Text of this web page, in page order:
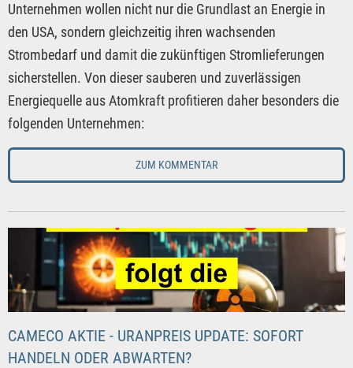
Unternehmen wollen nicht nur die Grundlast an Energie in
den USA, sondern gleichzeitig ihren wachsenden
Strombedarf und damit die zukünftigen Stromlieferungen
sicherstellen. Von dieser sauberen und zuverlässigen
Energiequelle aus Atomkraft profitieren daher besonders die
folgenden Unternehmen:
ZUM KOMMENTAR
CAMECO AKTIE - URANPREIS UPDATE: SOFORT
HANDELN ODER ABWARTEN?